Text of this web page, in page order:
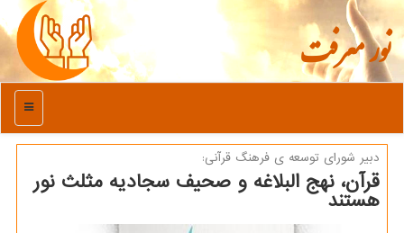
نور معرفت
منو
دبیر شورای توسعه ی فرهنگ قرآنی:
قرآن، نهج البلاغه و صحیف سجادیه مثلث نور
هستند